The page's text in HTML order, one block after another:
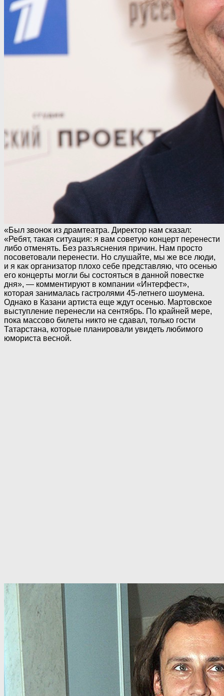
«Был звонок из драмтеатра. Директор нам сказал:
«Ребят, такая ситуация: я вам советую концерт перенести
либо отменять. Без разъяснения причин. Нам просто
посоветовали перенести. Но слушайте, мы же все люди,
и я как организатор плохо себе представляю, что осенью
его концерты могли бы состояться в данной повестке
дня», — комментируют в компании «Интерфест»,
которая занималась гастролями 45-летнего шоумена.
Однако в Казани артиста еще ждут осенью. Мартовское
выступление перенесли на сентябрь. По крайней мере,
пока массово билеты никто не сдавал, только гости
Татарстана, которые планировали увидеть любимого
юмориста весной.